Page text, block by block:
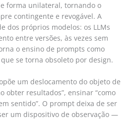
forma unilateral, tornando o
contingente e revogável. A
dos próprios modelos: os LLMs
entre versões, às vezes sem
o ensino de prompts como
se torna obsoleto por design.
um deslocamento do objeto de
obter resultados”, ensinar “como
sentido”. O prompt deixa de ser
um dispositivo de observação —